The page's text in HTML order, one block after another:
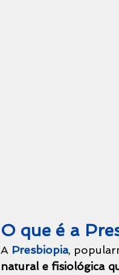
O que é a
A Presbiopia,
natural e fisiológica